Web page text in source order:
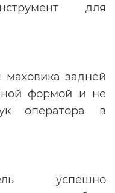
для
задней
формой и не
оператора в
успешно